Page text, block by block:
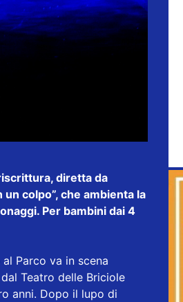
diretta da
colpo”, che ambienta la
Per bambini dai 4
Parco va in scena
Teatro delle Briciole
anni. Dopo il lupo di